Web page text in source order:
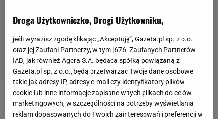
Trendy 2025: najgorętsze modele rajstop - to
one grają pierwsze skrzypce w stylizacjach
Marta Podściańska,20 LISTOPADA 2025, 16:35
Droga Użytkowniczko, Drogi Użytkowniku,
jeśli wyrazisz zgodę klikając „Akceptuję”, Gazeta.pl sp. z o.o.
oraz jej Zaufani Partnerzy, w tym [ 676 ] Zaufanych Partnerów
IAB, jak również Agora S.A. będąca spółką powiązaną z
Gazeta.pl sp. z o.o., będą przetwarzać Twoje dane osobowe
takie jak adresy IP, adresy e-mail czy identyfikatory plików
cookie lub inne informacje zapisane w tych plikach do celów
marketingowych, w szczególności na potrzeby wyświetlania
reklam dopasowanych do Twoich zainteresowań i preferencji w